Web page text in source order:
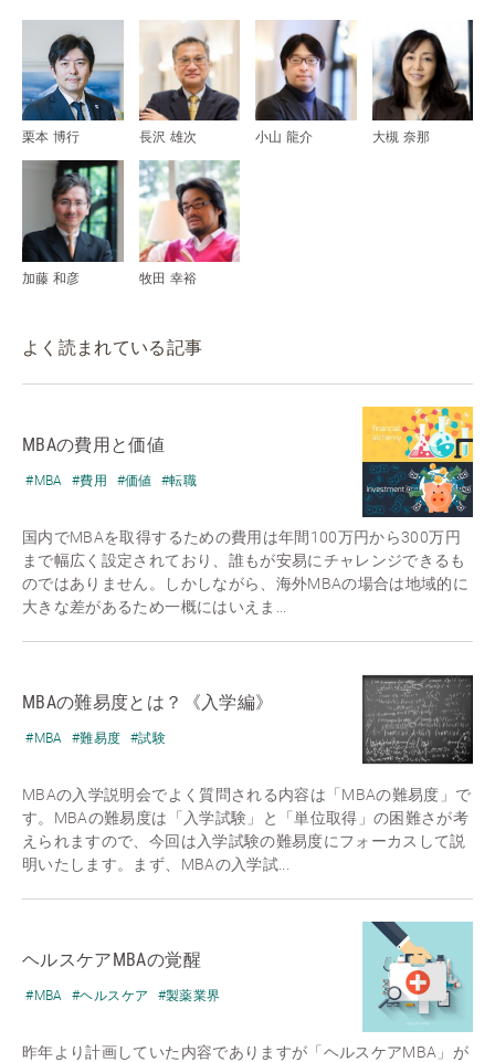
栗本 博行 長沢 雄次 小山 龍介 大槻 奈那
加藤 和彦 牧田 幸裕
よく読まれている記事
MBAの費用と価値
#MBA #費用 #価値 #転職
国内でMBAを取得するための費用は年間100万円から300万円
まで幅広く設定されており、誰もが安易にチャレンジできるも
のではありません。しかしながら、海外MBAの場合は地域的に
大きな差があるため一概にはいえま...
MBAの難易度とは？《入学編》
#MBA #難易度 #試験
MBAの入学説明会でよく質問される内容は「MBAの難易度」で
す。MBAの難易度は「入学試験」と「単位取得」の困難さが考
えられますので、今回は入学試験の難易度にフォーカスして説
明いたします。まず、MBAの入学試...
ヘルスケアMBAの覚醒
#MBA #ヘルスケア #製薬業界
昨年より計画していた内容でありますが「ヘルスケアMBA」が